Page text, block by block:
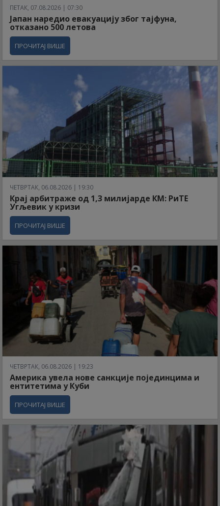
ПЕТАК, 07.08.2026 | 07:30
Јапан наредио евакуацију због тајфуна,
отказано 500 летова
ПРОЧИТАЈ ВИШЕ
ЧЕТВРТАК, 06.08.2026 | 19:30
Крај арбитраже од 1,3 милијарде КМ: РиТЕ
Угљевик у кризи
ПРОЧИТАЈ ВИШЕ
ЧЕТВРТАК, 06.08.2026 | 19:23
Америка увела нове санкције појединцима и
ентитетима у Куби
ПРОЧИТАЈ ВИШЕ